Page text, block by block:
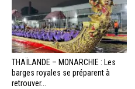
THAÏLANDE – MONARCHIE : Les
barges royales se préparent à
retrouver...